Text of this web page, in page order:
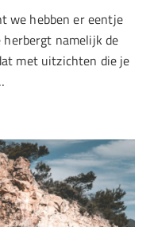
we hebben er eentje
herbergt namelijk de
met uitzichten die je